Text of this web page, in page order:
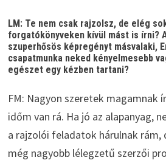
LM: Te nem csak rajzolsz, de elég
forgatókönyveken kívül mást is írni?
szuperhősös képregényt másvalaki,
csapatmunka neked kényelmesebb
egészet egy kézben tartani?
FM: Nagyon szeretek magamnak
időm van rá. Ha jó az alapanyag,
a rajzolói feladatok hárulnak rám,
még nagyobb lélegzetű szerzői